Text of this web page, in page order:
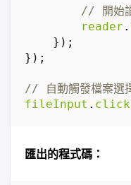
reader .
});
});
fileInput . click
匯出的程式碼：